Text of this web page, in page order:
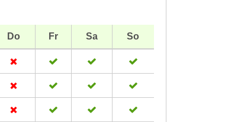
Do Fr Sa So